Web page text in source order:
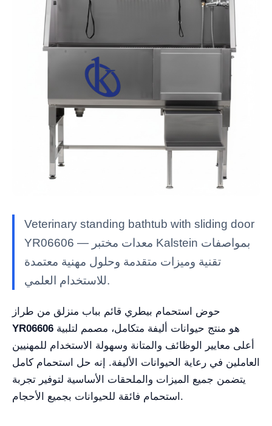
Veterinary standing bathtub with sliding door
YR06606 — معدات مختبر Kalstein بمواصفات
تقنية وميزات متقدمة وحلول مهنية معتمدة
للاستخدام العلمي.
حوض استحمام بيطري قائم بباب منزلق من طراز
YR06606
أعلى معايير الوظائف والمتانة وسهولة الاستخدام للمهنيين
العاملين في رعاية الحيوانات الأليفة. إنه حل استحمام كامل
يتضمن جميع الميزات والملحقات الأساسية لتوفير تجربة
استحمام فائقة للحيوانات بجميع الأحجام.